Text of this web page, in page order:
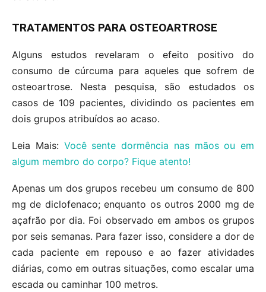
TRATAMENTOS PARA OSTEOARTROSE
Alguns estudos revelaram o efeito positivo do
consumo de cúrcuma para aqueles que sofrem de
osteoartrose. Nesta pesquisa, são estudados os
casos de 109 pacientes, dividindo os pacientes em
dois grupos atribuídos ao acaso.
Leia Mais: Você sente dormência nas mãos ou em
algum membro do corpo? Fique atento!
Apenas um dos grupos recebeu um consumo de 800
mg de diclofenaco; enquanto os outros 2000 mg de
açafrão por dia. Foi observado em ambos os grupos
por seis semanas. Para fazer isso, considere a dor de
cada paciente em repouso e ao fazer atividades
diárias, como em outras situações, como escalar uma
escada ou caminhar 100 metros.